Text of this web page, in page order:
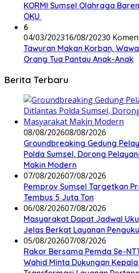
KORMI Sumsel Olahraga
OKU
6
04/03/202316/08/20230
Tawuran Makan Korban,
Orang Tua Pantau Anak-Anak
Berita Terbaru
08/08/202608/08/2026
Groundbreaking Gedung
Polda Sumsel, Dorong
Makin Modern
07/08/202607/08/2026
Pemprov Sumsel Targetkan
Tembus 5 Juta Ton
06/08/202607/08/2026
Masyarakat Dapat Jadwal
Jelas Berkat Layanan
05/08/202607/08/2026
Rakor Bersama Pemda Se-
Wahid Minta Dukungan